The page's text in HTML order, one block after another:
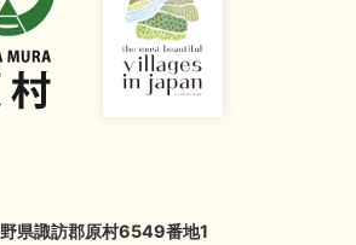
県諏訪郡原村6549番地1